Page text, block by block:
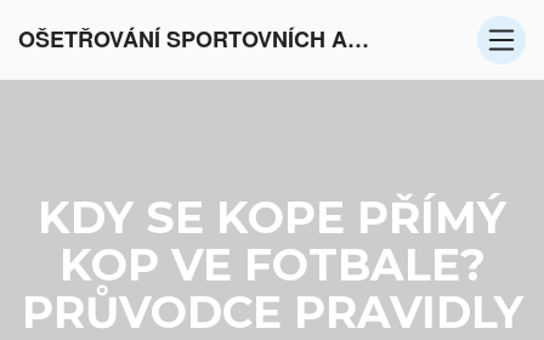
OŠETŘOVÁNÍ SPORTOVNÍCH AKTIVIT V EVROPĚ
KDY SE KOPE PŘÍMÝ
KOP VE FOTBALE?
PRŮVODCE PRAVIDLY